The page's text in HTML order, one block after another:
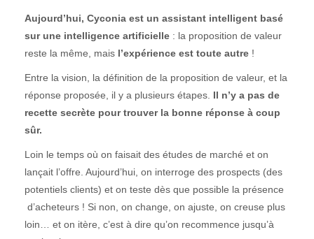
Aujourd’hui, Cyconia est un assistant intelligent basé
sur une intelligence artificielle : la proposition de valeur
reste la même, mais l’expérience est toute autre !
Entre la vision, la définition de la proposition de valeur, et la
réponse proposée, il y a plusieurs étapes. Il n’y a pas de
recette secrète pour trouver la bonne réponse à coup
sûr.
Loin le temps où on faisait des études de marché et on
lançait l’offre. Aujourd’hui, on interroge des prospects (des
potentiels clients) et on teste dès que possible la présence
d’acheteurs ! Si non, on change, on ajuste, on creuse plus
loin… et on itère, c’est à dire qu’on recommence jusqu’à